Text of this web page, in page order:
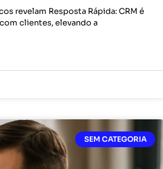
revelam Resposta Rápida: CRM é
clientes, elevando a
SEM CATEGORIA